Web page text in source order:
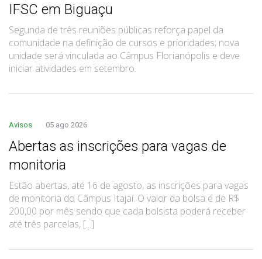
IFSC em Biguaçu
Segunda de três reuniões públicas reforça papel da
comunidade na definição de cursos e prioridades; nova
unidade será vinculada ao Câmpus Florianópolis e deve
iniciar atividades em setembro.
Avisos 05 ago 2026
Abertas as inscrições para vagas de
monitoria
Estão abertas, até 16 de agosto, as inscrições para vagas
de monitoria do Câmpus Itajaí. O valor da bolsa é de R$
200,00 por mês sendo que cada bolsista poderá receber
até três parcelas, [...]